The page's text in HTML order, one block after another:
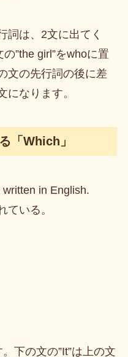
詞は、2文に出てく
”the girl”をwhoに置
文の先行詞の後に差
になります。
「Which」
in English.
ている。
下の文の”It”は上の文